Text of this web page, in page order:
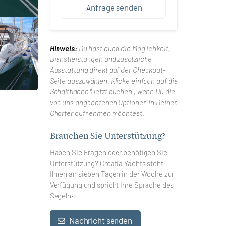
Anfrage senden
Hinweis: Du hast auch die Möglichkeit,
Dienstleistungen und zusätzliche
Ausstattung direkt auf der Checkout-
Seite auszuwählen. Klicke einfach auf die
Schaltfläche "Jetzt buchen", wenn Du die
von uns angebotenen Optionen in Deinen
Charter aufnehmen möchtest.
Brauchen Sie Unterstützung?
Haben Sie Fragen oder benötigen Sie
Unterstützung? Croatia Yachts steht
Ihnen an sieben Tagen in der Woche zur
Verfügung und spricht Ihre Sprache des
Segelns.
Nachricht senden